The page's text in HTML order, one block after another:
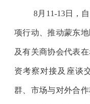
8月 11-13日，
项行动、推动蒙东
及有关商协会代表
资考察对接及座谈
群、市场与对外合